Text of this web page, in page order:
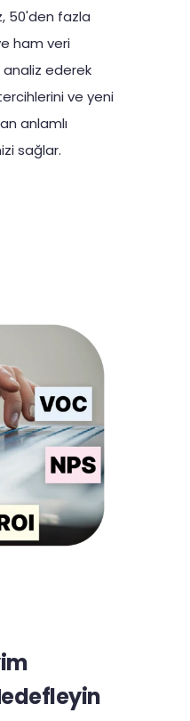
50'den fazla
ham veri
analiz ederek
ve yeni
anlamlı
sağlar.